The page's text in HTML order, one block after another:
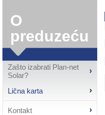
O
preduzeću
Zašto izabrati Plan-net
Solar?
Lična karta
Kontakt